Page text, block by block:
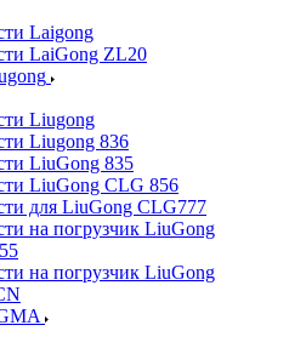
Laigong
LaiGong ZL20
Liugong
Liugong 836
LiuGong 835
LiuGong CLG 856
для LiuGong CLG777
на погрузчик LiuGong
на погрузчик LiuGong